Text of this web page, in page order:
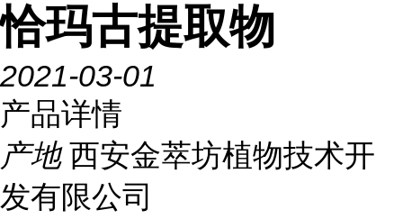
恰玛古提取物
2021-03-01
产品详情
产地 西安金萃坊植物技术开
发有限公司